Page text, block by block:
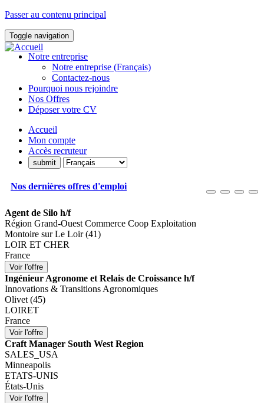
Passer au contenu principal
Toggle navigation
Notre entreprise
Notre entreprise (Français)
Contactez-nous
Pourquoi nous rejoindre
Nos Offres
Déposer votre CV
Accueil
Mon compte
Accès recruteur
Nos dernières offres d'emploi
Agent de Silo h/f
Région Grand-Ouest Commerce Coop Exploitation
Montoire sur Le Loir (41)
LOIR ET CHER
France
Ingénieur Agronome et Relais de Croissance h/f
Innovations & Transitions Agronomiques
Olivet (45)
LOIRET
France
Craft Manager South West Region
SALES_USA
Minneapolis
ETATS-UNIS
États-Unis